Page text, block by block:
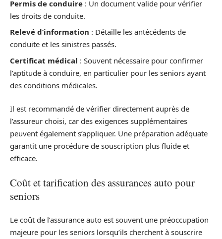
Permis de conduire : Un document valide pour vérifier
les droits de conduite.
Relevé d’information : Détaille les antécédents de
conduite et les sinistres passés.
Certificat médical : Souvent nécessaire pour confirmer
l’aptitude à conduire, en particulier pour les seniors ayant
des conditions médicales.
Il est recommandé de vérifier directement auprès de
l’assureur choisi, car des exigences supplémentaires
peuvent également s’appliquer. Une préparation adéquate
garantit une procédure de souscription plus fluide et
efficace.
Coût et tarification des assurances auto pour
seniors
Le coût de l’assurance auto est souvent une préoccupation
majeure pour les seniors lorsqu’ils cherchent à souscrire